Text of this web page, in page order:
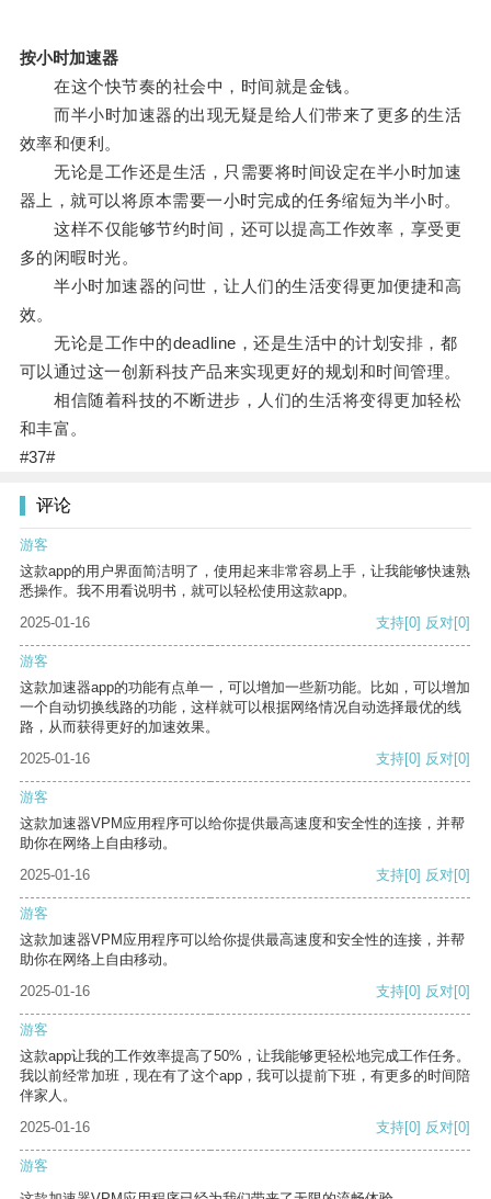
按小时加速器
在这个快节奏的社会中，时间就是金钱。
而半小时加速器的出现无疑是给人们带来了更多的生活
效率和便利。
无论是工作还是生活，只需要将时间设定在半小时加速
器上，就可以将原本需要一小时完成的任务缩短为半小时。
这样不仅能够节约时间，还可以提高工作效率，享受更
多的闲暇时光。
半小时加速器的问世，让人们的生活变得更加便捷和高
效。
无论是工作中的deadline，还是生活中的计划安排，都
可以通过这一创新科技产品来实现更好的规划和时间管理。
相信随着科技的不断进步，人们的生活将变得更加轻松
和丰富。
#37#
评论
游客
这款app的用户界面简洁明了，使用起来非常容易上手，让我能够快速熟
悉操作。我不用看说明书，就可以轻松使用这款app。
2025-01-16
支持[0] 反对[0]
游客
这款加速器app的功能有点单一，可以增加一些新功能。比如，可以增加
一个自动切换线路的功能，这样就可以根据网络情况自动选择最优的线
路，从而获得更好的加速效果。
2025-01-16
支持[0] 反对[0]
游客
这款加速器VPM应用程序可以给你提供最高速度和安全性的连接，并帮
助你在网络上自由移动。
2025-01-16
支持[0] 反对[0]
游客
这款加速器VPM应用程序可以给你提供最高速度和安全性的连接，并帮
助你在网络上自由移动。
2025-01-16
支持[0] 反对[0]
游客
这款app让我的工作效率提高了50%，让我能够更轻松地完成工作任务。
我以前经常加班，现在有了这个app，我可以提前下班，有更多的时间陪
伴家人。
2025-01-16
支持[0] 反对[0]
游客